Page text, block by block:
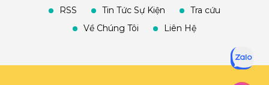
RSS
Tin Tức Sự Kiện
Tra cứu
Về Chúng Tôi
Liên Hệ